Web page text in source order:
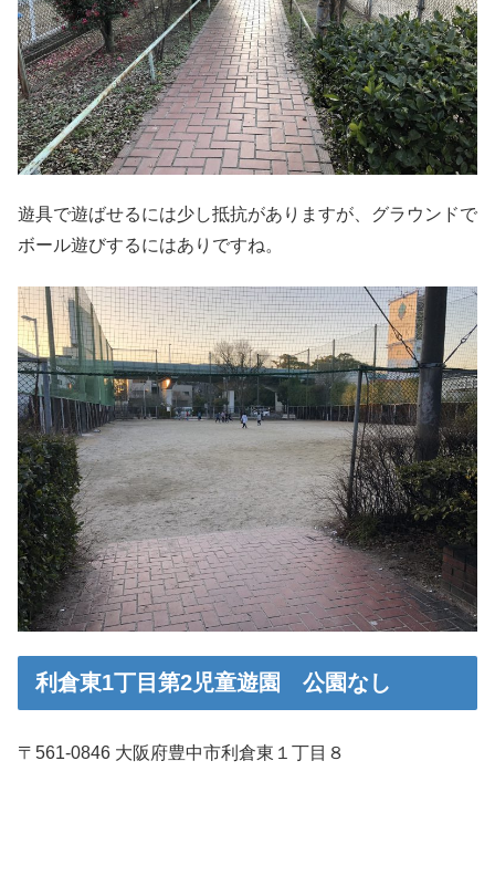
遊具で遊ばせるには少し抵抗がありますが、グラウンドで
ボール遊びするにはありですね。
利倉東1丁目第2児童遊園 公園なし
〒561-0846 大阪府豊中市利倉東１丁目８